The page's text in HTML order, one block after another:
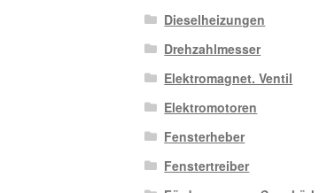
Dieselheizungen
Drehzahlmesser
Elektromagnet. Ventil
Elektromotoren
Fensterheber
Fenstertreiber